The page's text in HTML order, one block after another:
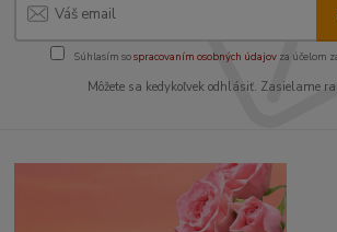
Súhlasím sospracovaním osobných údajov za účelom
Môžete sa kedykoľvek odhlásiť. Zasielame